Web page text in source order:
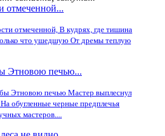
отмеченной...
отмеченной, В кудрях, где тишина
что ушедшую От дремы теплую
Этновою печью...
Этновою печью Мастер выплеснул
обугленные черные предплечья
мастеров....